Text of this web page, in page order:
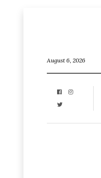
August 6, 2026